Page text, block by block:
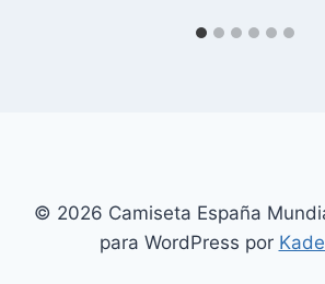
© 2026 Camiseta España
para WordPress por